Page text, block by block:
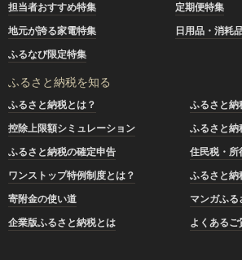
担当者おすすめ特集
定期便特集
地元が誇る家電特集
日用品・消耗
ふるなび限定特集
ふるさと納税を知る
ふるさと納税とは？
ふるさと納
控除上限額シミュレーション
ふるさと納
ふるさと納税の確定申告
住民税・所
ワンストップ特例制度とは？
ふるさと納
寄附金の使い道
マンガふる
企業版ふるさと納税とは
よくあるご